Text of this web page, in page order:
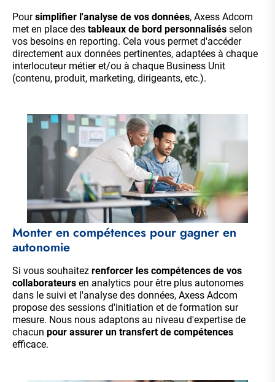
Poursimplifier l'analyse de vos données, Axess Adcom
met en place des tableaux de bord personnalisés selon
vos besoins en reporting. Cela vous permet d'accéder
directement aux données pertinentes, adaptées à chaque
interlocuteur métier et/ou à chaque Business Unit
(contenu, produit, marketing, dirigeants, etc.).
Monter en compétences pour gagner en
autonomie
Si vous souhaitez renforcer les compétences de vos
collaborateurs en analytics pour être plus autonomes
dans le suivi et l'analyse des données, Axess Adcom
propose des sessions d'initiation et de formation sur
mesure. Nous nous adaptons au niveau d'expertise de
chacun pour assurer un transfert de compétences
efficace.